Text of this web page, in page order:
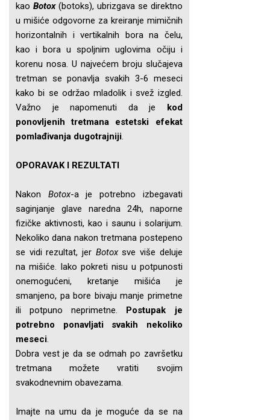
kao Botox(botoks), ubrizgava se direktno
u mišiće odgovorne za kreiranje mimičnih
horizontalnih i vertikalnih bora na čelu,
kao i bora u spoljnim uglovima očiju i
korenu nosa. U najvećem broju slučajeva
tretman se ponavlja svakih 3-6 meseci
kako bi se održao mladolik i svež izgled.
Važno je napomenuti da je kod
ponovljenih tretmana estetski efekat
pomlađivanja dugotrajniji.
OPORAVAK I REZULTATI
Nakon Botox-a je potrebno izbegavati
saginjanje glave naredna 24h, naporne
fizičke aktivnosti, kao i saunu i solarijum.
Nekoliko dana nakon tretmana postepeno
se vidi rezultat, jer Botoxsve više deluje
na mišiće. Iako pokreti nisu u potpunosti
onemogućeni, kretanje mišića je
smanjeno, pa bore bivaju manje primetne
ili potpuno neprimetne. Postupak je
potrebno ponavljati svakih nekoliko
meseci.
Dobra vest je da se odmah po završetku
tretmana možete vratiti svojim
svakodnevnim obavezama.
Imajte na umu da je moguće da se na